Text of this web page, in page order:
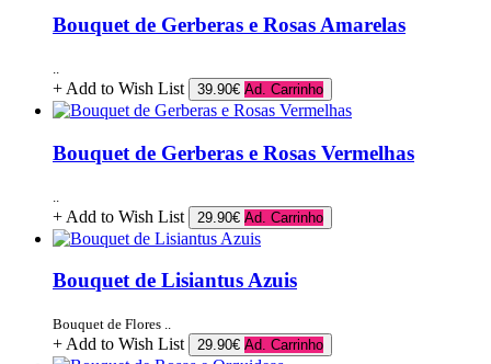
Bouquet de Gerberas e Rosas Amarelas
..
+ Add to Wish List 39.90€ Ad. Carrinho
Bouquet de Gerberas e Rosas Vermelhas
+ Add to Wish List 29.90€ Ad. Carrinho
Bouquet de Lisiantus Azuis
Bouquet de Flores ..
+ Add to Wish List 29.90€ Ad. Carrinho